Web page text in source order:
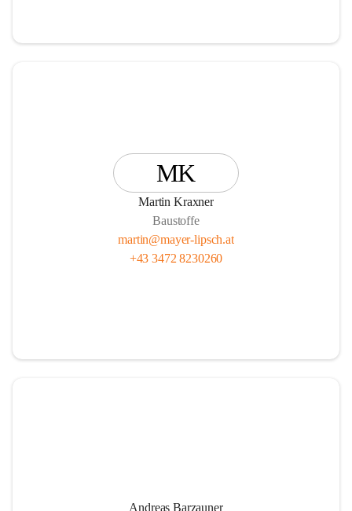
MK
Martin Kraxner
Baustoffe
martin@mayer-lipsch.at
+43 3472 8230260
Andreas Barzauner